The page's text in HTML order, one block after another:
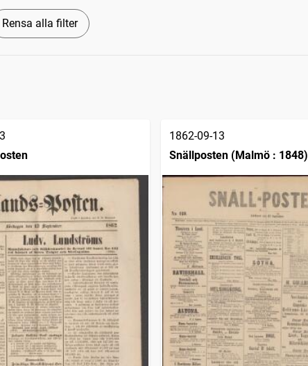
Rensa alla filter
1862-09-13
Snällposten (Malmö : 1848)